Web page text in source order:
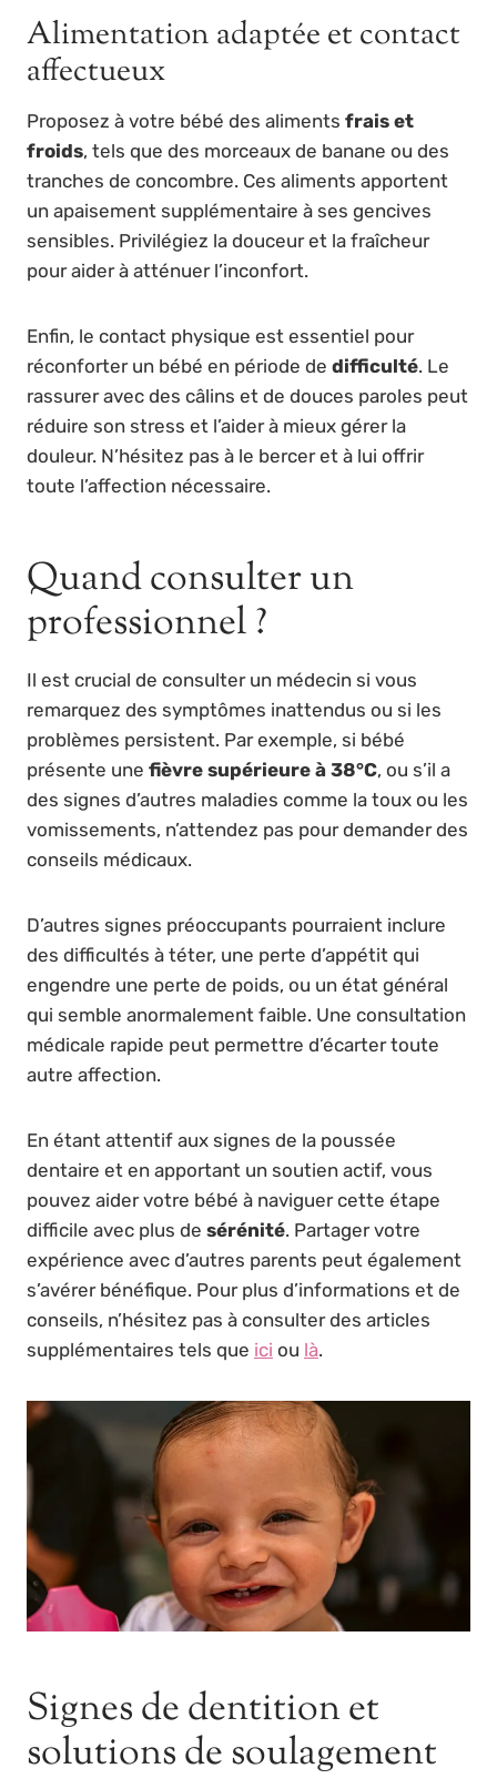
Alimentation adaptée et contact
affectueux
Proposez à votre bébé des aliments frais et
froids, tels que des morceaux de banane ou des
tranches de concombre. Ces aliments apportent
un apaisement supplémentaire à ses gencives
sensibles. Privilégiez la douceur et la fraîcheur
pour aider à atténuer l’inconfort.
Enfin, le contact physique est essentiel pour
réconforter un bébé en période de difficulté. Le
rassurer avec des câlins et de douces paroles peut
réduire son stress et l’aider à mieux gérer la
douleur. N’hésitez pas à le bercer et à lui offrir
toute l’affection nécessaire.
Quand consulter un
professionnel ?
Il est crucial de consulter un médecin si vous
remarquez des symptômes inattendus ou si les
problèmes persistent. Par exemple, si bébé
présente une fièvre supérieure à 38°C, ou s’il a
des signes d’autres maladies comme la toux ou les
vomissements, n’attendez pas pour demander des
conseils médicaux.
D’autres signes préoccupants pourraient inclure
des difficultés à téter, une perte d’appétit qui
engendre une perte de poids, ou un état général
qui semble anormalement faible. Une consultation
médicale rapide peut permettre d’écarter toute
autre affection.
En étant attentif aux signes de la poussée
dentaire et en apportant un soutien actif, vous
pouvez aider votre bébé à naviguer cette étape
difficile avec plus de sérénité. Partager votre
expérience avec d’autres parents peut également
s’avérer bénéfique. Pour plus d’informations et de
conseils, n’hésitez pas à consulter des articles
supplémentaires tels que ici ou là.
Signes de dentition et
solutions de soulagement